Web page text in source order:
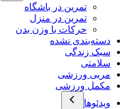
تمرین در باشگاه
تمرین در منزل
حرکات با وزن بدن
دسته‌بندی نشده
سبک زندگی
سلامتی
مربی ورزشی
مکمل ورزشی
ویدئوها